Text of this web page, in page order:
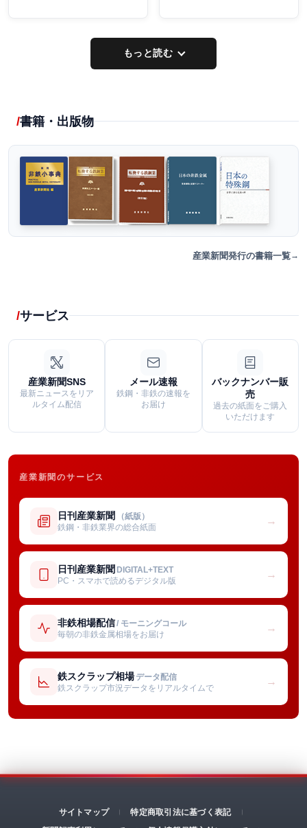
もっと読む
書籍・出版物
産業新聞発行の書籍一覧
サービス
産業新聞SNS
最新ニュースをリア
ルタイム配信
メール速報
鉄鋼・非鉄の速報を
お届け
バックナンバー販
売
過去の紙面をご購入
いただけます
産業新聞のサービス
日刊産業新聞 （紙版）
鉄鋼・非鉄業界の総合紙面
→
日刊産業新聞 DIGITAL+TEXT
PC・スマホで読めるデジタル版
→
非鉄相場配信/ モーニングコール
毎朝の非鉄金属相場をお届け
→
鉄スクラップ相場 データ配信
鉄スクラップ市況データをリアルタイムで
→
サイトマップ
特定商取引法に基づく表記